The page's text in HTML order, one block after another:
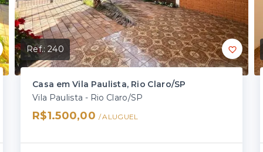
Ref.:240
Casa em Vila Paulista, Rio Claro/SP
Vila Paulista - Rio Claro/SP
R$1.500,00 / ALUGUEL